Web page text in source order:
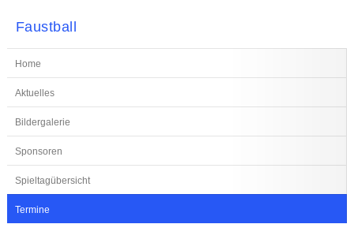
Faustball
Home
Aktuelles
Bildergalerie
Sponsoren
Spieltagübersicht
Termine